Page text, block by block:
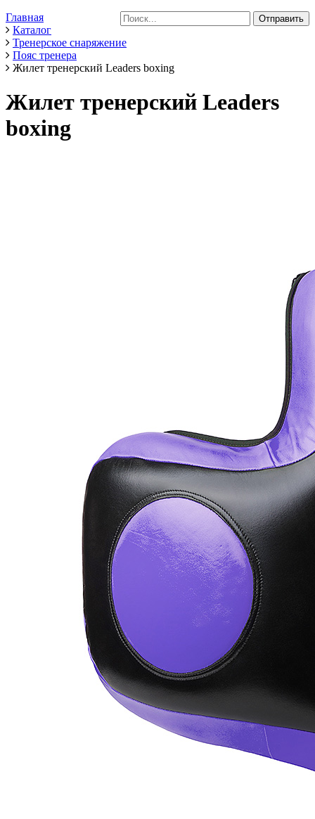
Главная
Каталог
Тренерское снаряжение
Пояс тренера
Жилет тренерский Leaders boxing
Жилет тренерский Leaders
boxing